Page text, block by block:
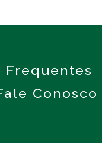
Frequentes
Conosco